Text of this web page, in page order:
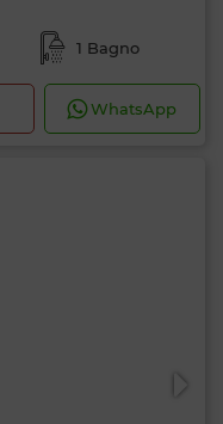
1 Bagno
WhatsApp